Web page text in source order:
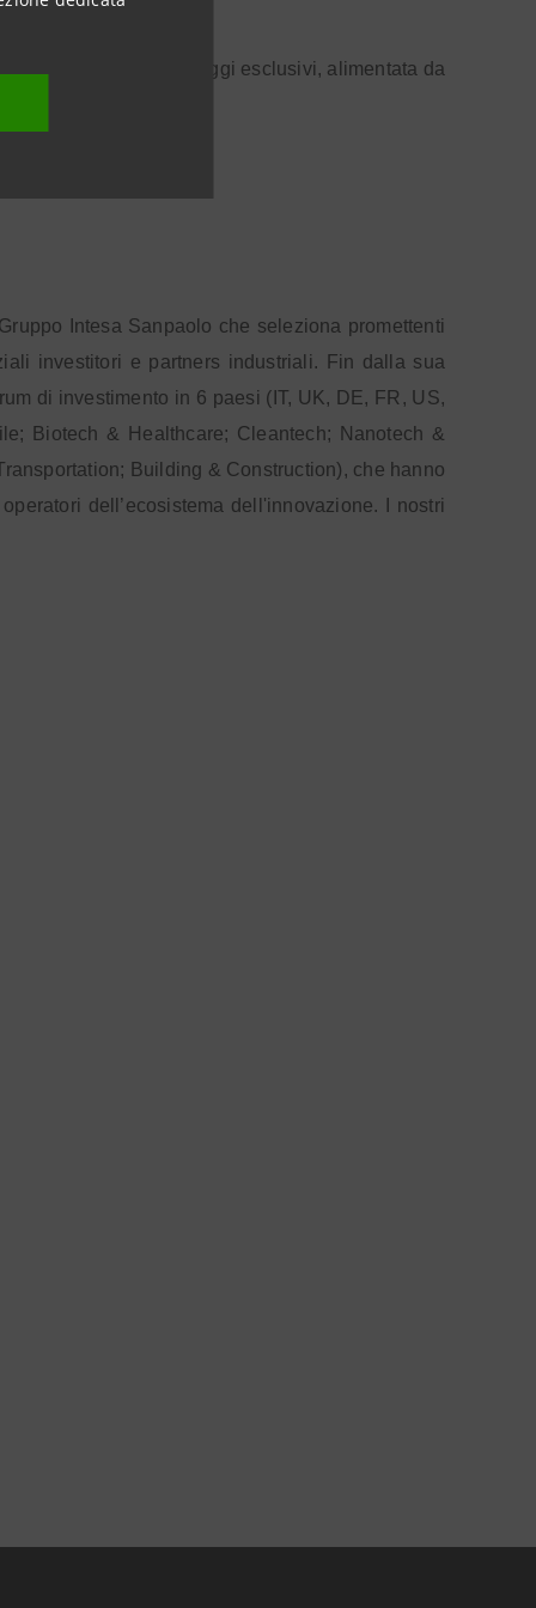
eventi e viaggi esclusivi, alimentata da
Intesa Sanpaolo che seleziona promettenti
investitori e partners industriali. Fin dalla sua
di investimento in 6 paesi (IT, UK, DE, FR, US,
Biotech & Healthcare; Cleantech; Nanotech &
Building & Construction), che hanno
dell’ecosistema dell'innovazione. I nostri